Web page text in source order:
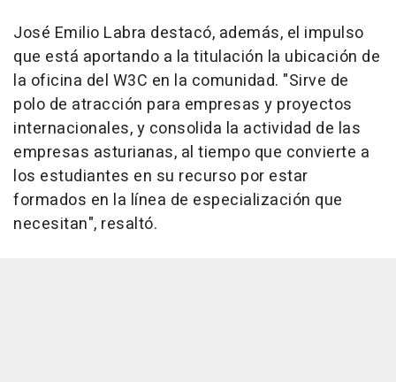
José Emilio Labra destacó, además, el impulso
que está aportando a la titulación la ubicación de
la oficina del W3C en la comunidad. "Sirve de
polo de atracción para empresas y proyectos
internacionales, y consolida la actividad de las
empresas asturianas, al tiempo que convierte a
los estudiantes en su recurso por estar
formados en la línea de especialización que
necesitan", resaltó.